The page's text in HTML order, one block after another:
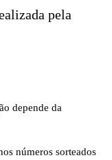
pela
depende da
números sorteados